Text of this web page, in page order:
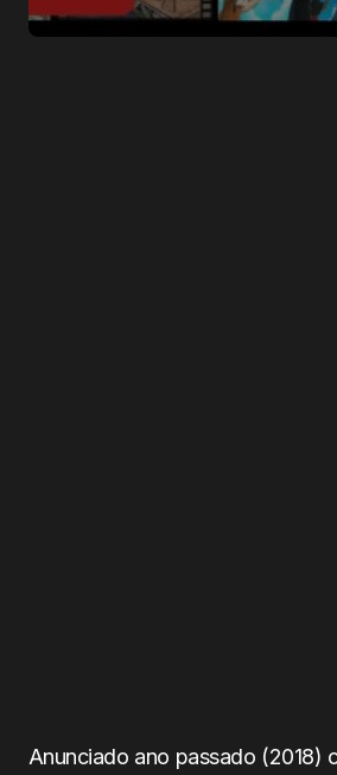
Anunciado ano passado (2018)